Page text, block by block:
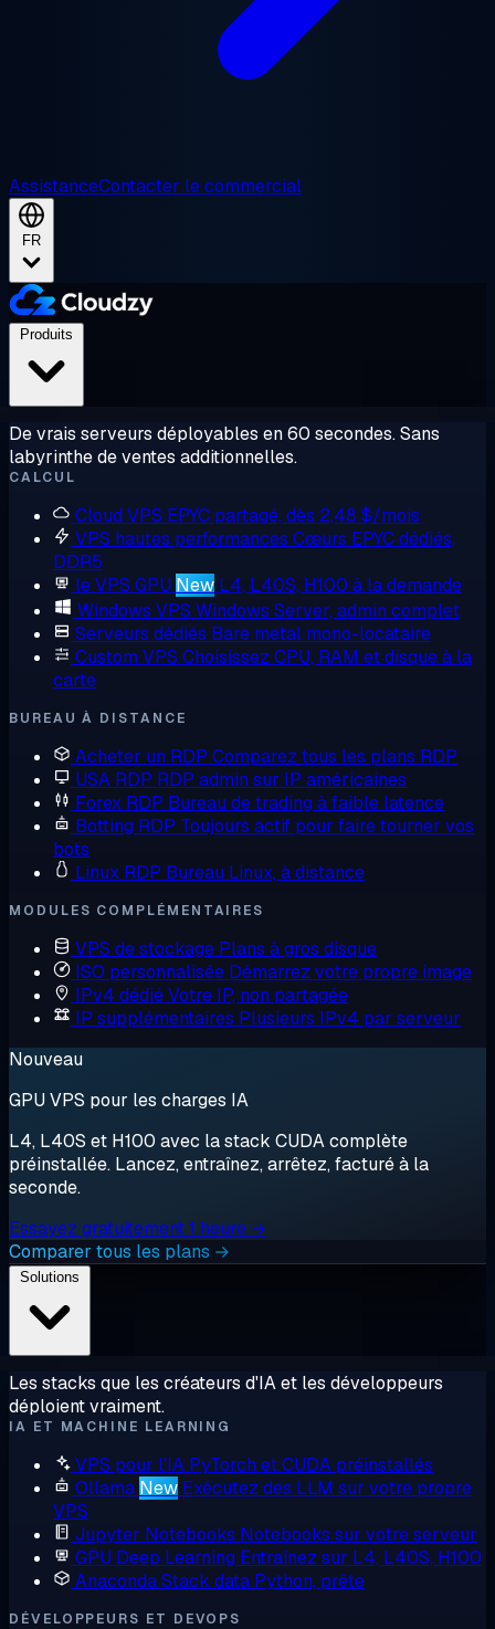
AssistanceContacter le commercial
FR
De vrais serveurs déployables en 60 secondes. Sans
labyrinthe de ventes additionnelles.
CALCUL
Cloud VPS EPYC partagé, dès 2,48 $/mois
VPS hautes performances Cœurs EPYC dédiés,
DDR5
le VPS GPU New L4, L40S, H100 à la demande
Windows VPS Windows Server, admin complet
Serveurs dédiés Bare metal mono-locataire
Custom VPS Choisissez CPU, RAM et disque à la
carte
BUREAU À DISTANCE
Acheter un RDP Comparez tous les plans RDP
USA RDP RDP admin sur IP américaines
Forex RDP Bureau de trading à faible latence
Botting RDP Toujours actif pour faire tourner vos
bots
Linux RDP Bureau Linux, à distance
MODULES COMPLÉMENTAIRES
VPS de stockage Plans à gros disque
ISO personnalisée Démarrez votre propre image
IPv4 dédiéVotre IP, non partagée
IP supplémentaires Plusieurs IPv4 par serveur
Nouveau
GPU VPS pour les charges IA
L4, L40S et H100 avec la stack CUDA complète
préinstallée. Lancez, entraînez, arrêtez, facturé à la
seconde.
Essayez gratuitement 1 heure →
Comparer tous les plans →
Les stacks que les créateurs d'IA et les développeurs
déploient vraiment.
IA ET MACHINE LEARNING
VPS pour l'IA PyTorch et CUDA préinstallés
Ollama New Exécutez des LLM sur votre propre
VPS
Jupyter Notebooks Notebooks sur votre serveur
GPU Deep Learning Entraînez sur L4, L40S, H100
AnacondaStack data Python, prête
DÉVELOPPEURS ET DEVOPS